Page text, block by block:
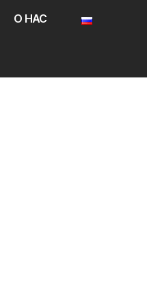
О НАС